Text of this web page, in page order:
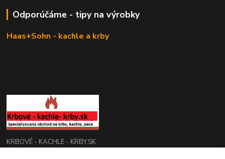
Odporúčáme - tipy na výrobky
Haas+Sohn - kachle a krby
KRBOVÉ - KACHLE - KRBY.SK